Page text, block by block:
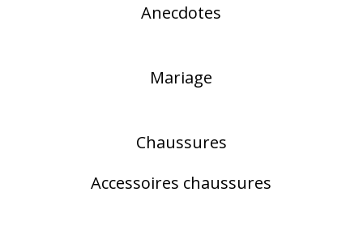
Anecdotes
Mariage
Chaussures
Accessoires chaussures